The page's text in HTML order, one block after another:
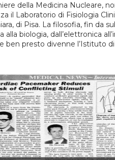
della Medicina Nucleare,
il Laboratorio di Fisiologia
di Pisa. La filosofia, fin da
biologia, dall’elettronica
presto divenne l’Istituto di